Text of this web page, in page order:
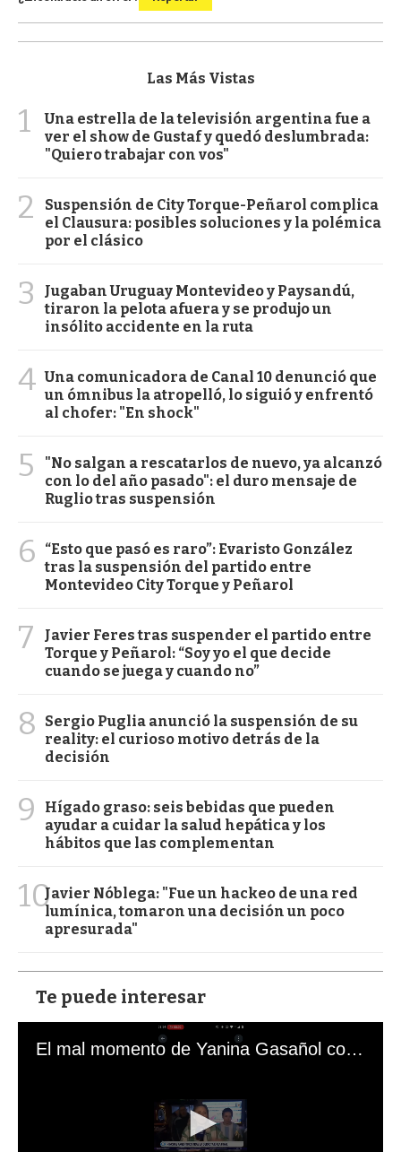
Las Más Vistas
1
Una estrella de la televisión argentina fue a
ver el show de Gustaf y quedó deslumbrada:
"Quiero trabajar con vos"
2
Suspensión de City Torque-Peñarol complica
el Clausura: posibles soluciones y la polémica
por el clásico
3
Jugaban Uruguay Montevideo y Paysandú,
tiraron la pelota afuera y se produjo un
insólito accidente en la ruta
4 Una comunicadora de Canal 10 denunció que
un ómnibus la atropelló, lo siguió y enfrentó
al chofer: "En shock"
5
"No salgan a rescatarlos de nuevo, ya alcanzó
con lo del año pasado": el duro mensaje de
Ruglio tras suspensión
6
“Esto que pasó es raro”: Evaristo González
tras la suspensión del partido entre
Montevideo City Torque y Peñarol
7
Javier Feres tras suspender el partido entre
Torque y Peñarol: “Soy yo el que decide
cuando se juega y cuando no”
8
Sergio Puglia anunció la suspensión de su
reality: el curioso motivo detrás de la
decisión
9
Hígado graso: seis bebidas que pueden
ayudar a cuidar la salud hepática y los
hábitos que las complementan
10Javier Nóblega: "Fue un hackeo de una red
lumínica, tomaron una decisión un poco
apresurada"
Te puede interesar
El mal momento de Yanina Gasañol con un hincha argentino en "Subrayado"